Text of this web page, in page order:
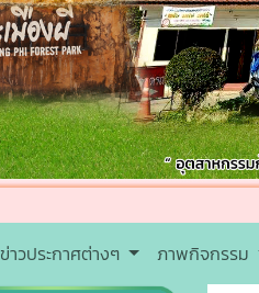
ข่าวประกาศต่างๆ ภาพกิจกรรม